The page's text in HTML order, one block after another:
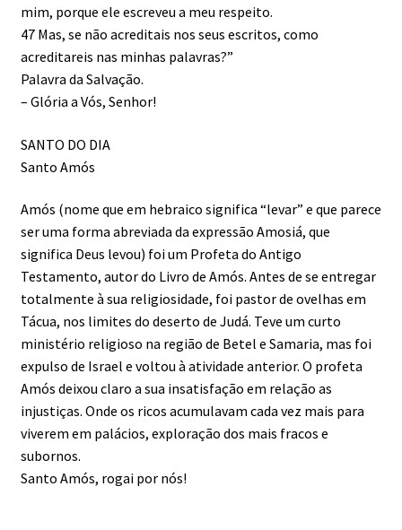
mim, porque ele escreveu a meu respeito.
47 Mas, se não acreditais nos seus escritos, como
acreditareis nas minhas palavras?”
Palavra da Salvação.
– Glória a Vós, Senhor!
SANTO DO DIA
Santo Amós
Amós (nome que em hebraico significa “levar” e que parece
ser uma forma abreviada da expressão Amosiá, que
significa Deus levou) foi um Profeta do Antigo
Testamento, autor do Livro de Amós. Antes de se entregar
totalmente à sua religiosidade, foi pastor de ovelhas em
Tácua, nos limites do deserto de Judá. Teve um curto
ministério religioso na região de Betel e Samaria, mas foi
expulso de Israel e voltou à atividade anterior. O profeta
Amós deixou claro a sua insatisfação em relação as
injustiças. Onde os ricos acumulavam cada vez mais para
viverem em palácios, exploração dos mais fracos e
subornos.
Santo Amós, rogai por nós!